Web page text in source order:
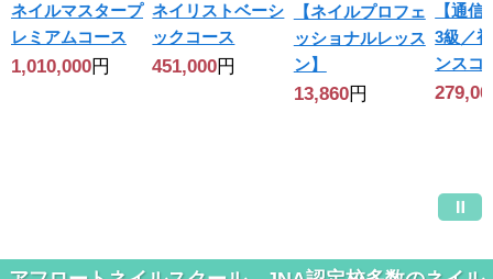
ネイルマスタープ
レミアムコース
1,010,000円
ネイリストベーシ
ックコース
451,000円
【ネイルプロフェ
ッショナルレッス
ン】
13,860円
【通
3級／
ンスコ